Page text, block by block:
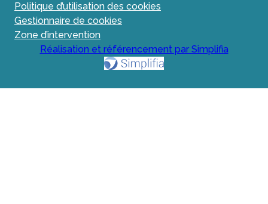
Politique d’utilisation des cookies
Gestionnaire de cookies
Zone d’intervention
Réalisation et référencement par Simplifia